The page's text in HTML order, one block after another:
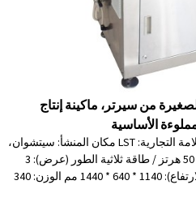
الصغيرة من سيرتر، ماكينة إنتاج
الأساسية
نظرة عامة تفاصيل سريعة اسم العلامة التجارية: LST مكان المنشأ: سيتشوان،
الصين الجهد الكهربائي: 380 فولت / 50 هرتز / طاقة ثلاثية الطور (عرض): 3
كيلو وات البعد (الطول * العرض * الارتفاع): 1140 * 640 * 1440 مم الوزن: 340